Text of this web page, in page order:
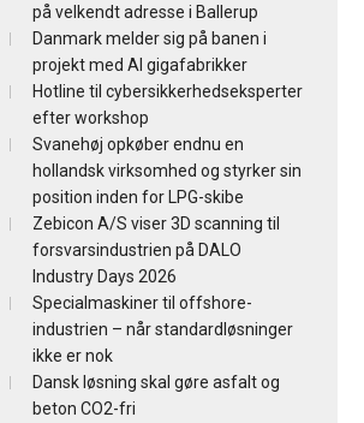
på velkendt adresse i Ballerup
Danmark melder sig på banen i
projekt med AI gigafabrikker
Hotline til cybersikkerhedseksperter
efter workshop
Svanehøj opkøber endnu en
hollandsk virksomhed og styrker sin
position inden for LPG-skibe
Zebicon A/S viser 3D scanning til
forsvarsindustrien på DALO
Industry Days 2026
Specialmaskiner til offshore-
industrien – når standardløsninger
ikke er nok
Dansk løsning skal gøre asfalt og
beton CO2-fri